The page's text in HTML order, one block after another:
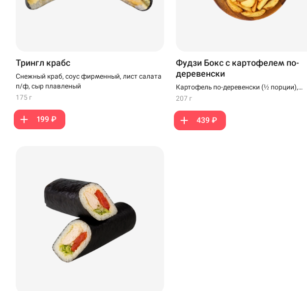
Трингл крабс
Снежный краб, соус фирменный, лист салата
п/ф, сыр плавленый
175 г
199 ₽
Фудзи Бокс с картофелем по-
деревенски
Картофель по-деревенски (½ порции),
креветка в темпуре (2 шт), наггетсы (4 шт)
207 г
439 ₽